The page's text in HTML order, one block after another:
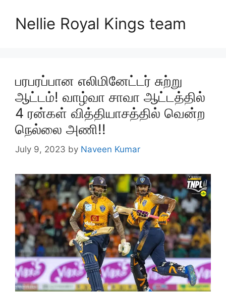
Nellie Royal Kings team
பரபரப்பான எலிமினேட்டர் சுற்று
ஆட்டம்! வாழ்வா சாவா ஆட்டத்தில்
4 ரன்கள் வித்தியாசத்தில் வென்ற
நெல்லை அணி!!
July 9, 2023 by Naveen Kumar